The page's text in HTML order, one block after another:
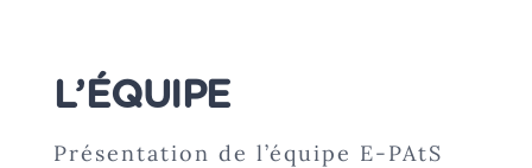
L’ÉQUIPE
Présentation de l’équipe E-PAtS